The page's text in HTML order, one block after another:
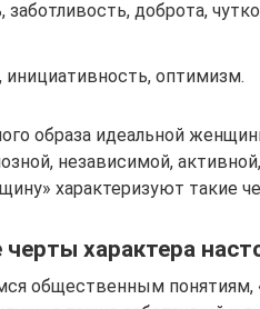
заботливость, доброта,
инициативность, оптимизм.
образа идеальной
независимой,
характеризуют такие
характера
общественным понятиям,